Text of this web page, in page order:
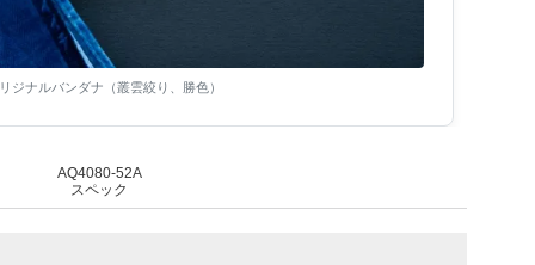
ジナルバンダナ（叢雲絞り、勝色）
AQ4080-52A
スペック